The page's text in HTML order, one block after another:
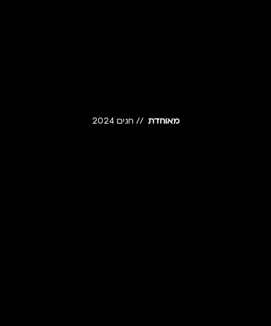
מאוחדת // חגים 2024